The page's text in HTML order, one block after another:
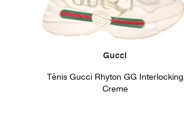
Gucci
Tênis Gucci Rhyton GG Interlocking
Creme